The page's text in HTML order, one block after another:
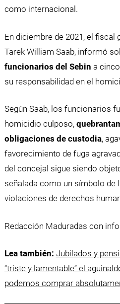
como internacional.
En diciembre de 2021, el fiscal
Tarek William Saab, informó
funcionarios del Sebin a
su responsabilidad en el
Según Saab, los funcionarios
homicidio culposo,
obligaciones de custodia,
favorecimiento de fuga
del concejal sigue siendo
señalada como un símbolo de
violaciones de derechos
Redacción Maduradas con
Lea también: Jubilados y
“triste y lamentable” el
podemos comprar